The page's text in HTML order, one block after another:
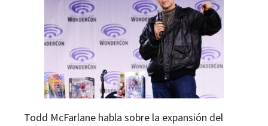
Todd McFarlane habla sobre la expansión del